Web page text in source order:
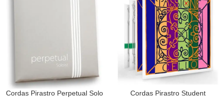
Cordas Pirastro Perpetual Solo
Cordas Pirastro Student